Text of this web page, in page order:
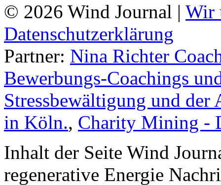
© 2026 Wind Journal | Wir
Datenschutzerklärung
Partner: Nina Richter
Bewerbungs-Coachings
Stressbewältigung und
in Köln., Charity Mining -
Inhalt der Seite Wind
regenerative Energie